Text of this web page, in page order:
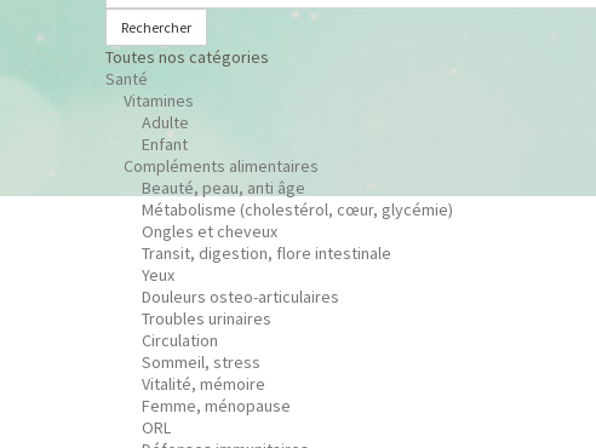
Rechercher
Toutes nos catégories
Santé
Vitamines
Adulte
Enfant
Compléments alimentaires
Beauté, peau, anti âge
Métabolisme (cholestérol, cœur, glycémie)
Ongles et cheveux
Transit, digestion, flore intestinale
Yeux
Douleurs osteo-articulaires
Troubles urinaires
Circulation
Sommeil, stress
Vitalité, mémoire
Femme, ménopause
ORL